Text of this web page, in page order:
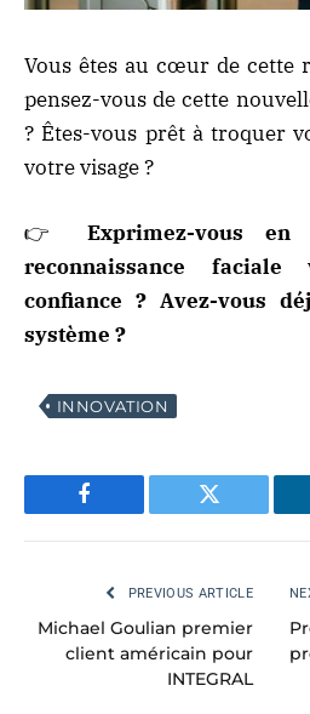
Vous êtes au cœur de cette
pensez-vous de cette
? Êtes-vous prêt à troquer
votre visage ?
👉Exprimez-vous
reconnaissance faciale
confiance ? Avez-vous
système ?
INNOVATION
Facebook Twitter
PREVIOUS ARTICLE
Michael Goulian premier
client américain pour
INTEGRAL